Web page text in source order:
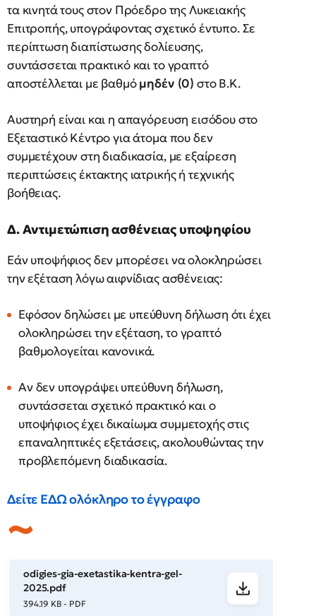
τα κινητά τους στον Πρόεδρο της Λυκειακής
Επιτροπής, υπογράφοντας σχετικό έντυπο. Σε
περίπτωση διαπίστωσης δολίευσης,
συντάσσεται πρακτικό και το γραπτό
αποστέλλεται με βαθμόμηδέν (0) στο Β.Κ.
Αυστηρή είναι και η απαγόρευση εισόδου στο
Εξεταστικό Κέντρο για άτομα που δεν
συμμετέχουν στη διαδικασία, με εξαίρεση
περιπτώσεις έκτακτης ιατρικής ή τεχνικής
βοήθειας.
Δ. Αντιμετώπιση ασθένειας υποψηφίου
Εάν υποψήφιος δεν μπορέσει να ολοκληρώσει
την εξέταση λόγω αιφνίδιας ασθένειας:
Εφόσον δηλώσει με υπεύθυνη δήλωση ότι έχει
ολοκληρώσει την εξέταση, το γραπτό
βαθμολογείται κανονικά.
Αν δεν υπογράψει υπεύθυνη δήλωση,
συντάσσεται σχετικό πρακτικό και ο
υποψήφιος έχει δικαίωμα συμμετοχής στις
επαναληπτικές εξετάσεις, ακολουθώντας την
προβλεπόμενη διαδικασία.
Δείτε ΕΔΩ ολόκληρο το έγγραφο
odigies-gia-exetastika-kentra-gel-
2025.pdf
394.19 KB - PDF